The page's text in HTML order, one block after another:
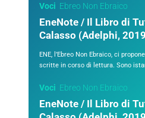
Voci Ebreo Non Ebraico
EneNote / Il Libro di
Calasso (Adelphi,
ENE, l’Ebreo Non Ebraico, ci
scritte in corso di lettura. Sono
Voci Ebreo Non Ebraico
EneNote / Il Libro di